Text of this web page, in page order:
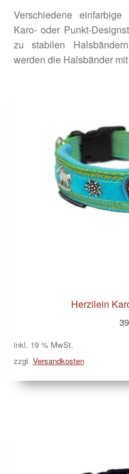
Bordüren Halsbänder
City Halsbänder
Herzilein Halsbänder
Landhaus Halsbänder
Savanna Halsbänder
Leinen
Verschiedene
Karo- oder Punkt-
zu stabilen
werden die Halsbänder
Herzilein
inkl. 19 % MwSt.
zzgl. Versandkosten